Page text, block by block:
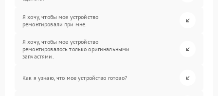
Я хочу, чтобы мое устройство
ремонтировали при мне.
Я хочу, чтобы мое устройство
ремонтировалось только оригинальными
запчастями.
Как я узнаю, что мое устройство готово?